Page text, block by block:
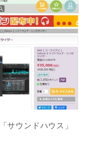
サウンドハウス」